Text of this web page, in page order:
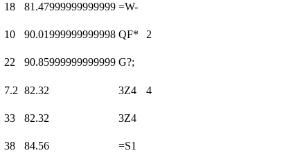
18 81.47999999999999 =W-
10 90.01999999999998 QF* 2
22 90.85999999999999 G?;
7.2 82.32 3Z4 4
33 82.32 3Z4
38 84.56 =S1